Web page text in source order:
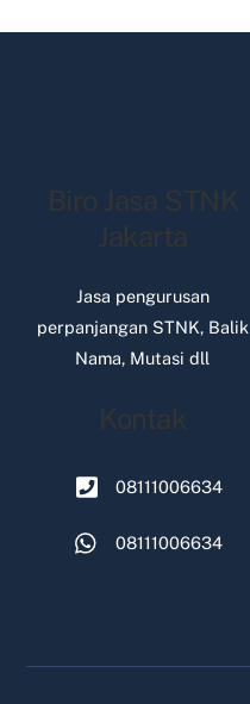
Biro Jasa STNK
Jakarta
Jasa pengurusan
perpanjangan STNK, Balik
Nama, Mutasi dll
Kontak
08111006634
08111006634